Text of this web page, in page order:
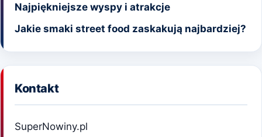
Najpiękniejsze wyspy i atrakcje
Jakie smaki street food zaskakują najbardziej?
Kontakt
SuperNowiny.pl